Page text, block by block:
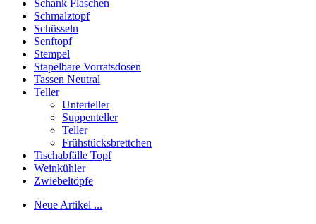
Schank Flaschen
Schmalztopf
Schüsseln
Senftopf
Stempel
Stapelbare Vorratsdosen
Tassen Neutral
Teller
Unterteller
Suppenteller
Teller
Frühstücksbrettchen
Tischabfälle Topf
Weinkühler
Zwiebeltöpfe
Neue Artikel ...